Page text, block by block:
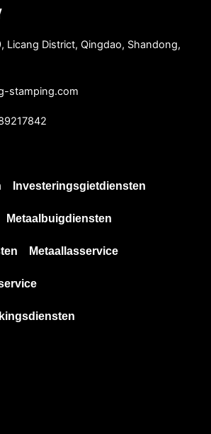
Licang District, Qingdao, Shandong,
stamping.com
Investeringsgietdiensten
Metaalbuigdiensten
Metaallasservice